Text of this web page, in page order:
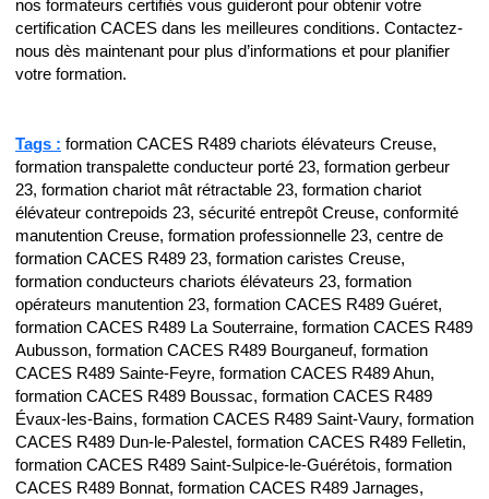
nos formateurs certifiés vous guideront pour obtenir votre
certification CACES dans les meilleures conditions. Contactez-
nous dès maintenant pour plus d’informations et pour planifier
votre formation.
Tags : formation CACES R489 chariots élévateurs Creuse,
formation transpalette conducteur porté 23, formation gerbeur
23, formation chariot mât rétractable 23, formation chariot
élévateur contrepoids 23, sécurité entrepôt Creuse, conformité
manutention Creuse, formation professionnelle 23, centre de
formation CACES R489 23, formation caristes Creuse,
formation conducteurs chariots élévateurs 23, formation
opérateurs manutention 23, formation CACES R489 Guéret,
formation CACES R489 La Souterraine, formation CACES R489
Aubusson, formation CACES R489 Bourganeuf, formation
CACES R489 Sainte-Feyre, formation CACES R489 Ahun,
formation CACES R489 Boussac, formation CACES R489
Évaux-les-Bains, formation CACES R489 Saint-Vaury, formation
CACES R489 Dun-le-Palestel, formation CACES R489 Felletin,
formation CACES R489 Saint-Sulpice-le-Guérétois, formation
CACES R489 Bonnat, formation CACES R489 Jarnages,